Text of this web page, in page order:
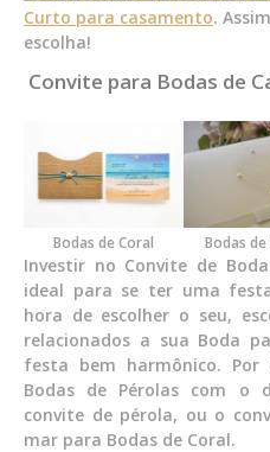
Curto para casamento.
escolha!
Convite para Bodas de
Bodas de Coral Bodas
Investir no Convite de
ideal para se ter uma
hora de escolher o seu,
relacionados a sua Boda
festa bem harmônico. Por
Bodas de Pérolas com o
convite de pérola, ou o
mar para Bodas de Coral.